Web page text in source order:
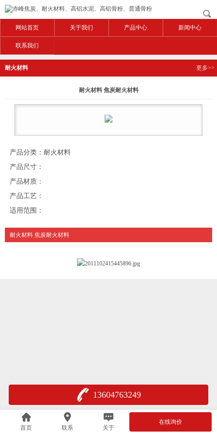
网站首页 关于我们 产品中心 新闻中心
联系我们
耐火材料 更多>>
耐火材料 焦炭耐火材料
产品分类：耐火材料
产品尺寸：
产品材质：
产品工艺：
适用范围：
耐火材料 焦炭耐火材料
13604763249
首页 联系 关于
在线询价